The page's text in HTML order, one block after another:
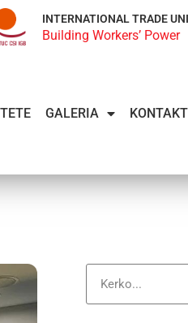
INTERNATIONAL TRADE
Building Workers’ Power
GALERIA